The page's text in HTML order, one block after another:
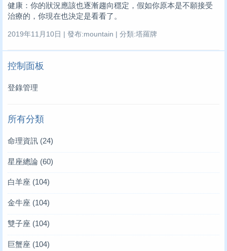
健康：你的狀況應該也逐漸趨向穩定，假如你原本是不願接受
治療的，你現在也決定是看看了。
2019年11月10日 | 發布:mountain | 分類:塔羅牌
控制面板
登錄管理
所有分類
命理資訊 (24)
星座總論 (60)
白羊座 (104)
金牛座 (104)
雙子座 (104)
巨蟹座 (104)